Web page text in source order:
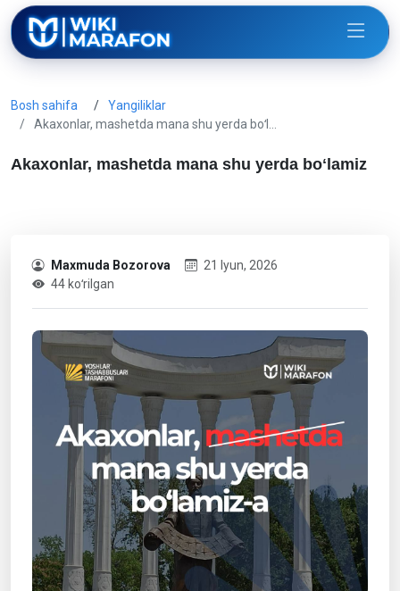
Bosh sahifa
Yangiliklar
Akaxonlar, mashetda mana shu yerda boʻl…
Akaxonlar, mashetda mana shu yerda boʻlamiz
Maxmuda Bozorova
21 Iyun, 2026
44 koʻrilgan